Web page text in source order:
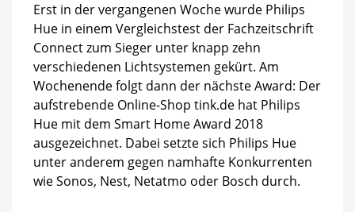
Erst in der vergangenen Woche wurde Philips
Hue in einem Vergleichstest der Fachzeitschrift
Connect zum Sieger unter knapp zehn
verschiedenen Lichtsystemen gekürt. Am
Wochenende folgt dann der nächste Award: Der
aufstrebende Online-Shop tink.de hat Philips
Hue mit dem Smart Home Award 2018
ausgezeichnet. Dabei setzte sich Philips Hue
unter anderem gegen namhafte Konkurrenten
wie Sonos, Nest, Netatmo oder Bosch durch.